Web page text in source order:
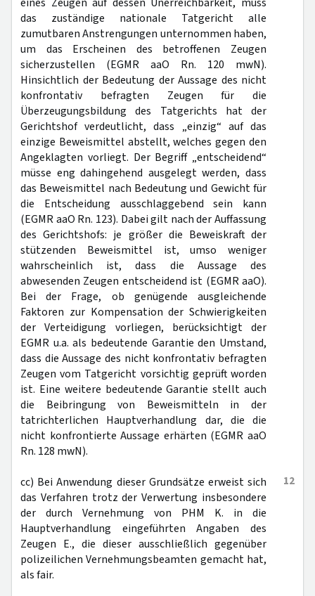
das zuständige nationale Tatgericht alle
zumutbaren Anstrengungen unternommen haben,
um das Erscheinen des betroffenen Zeugen
sicherzustellen (EGMR aaO Rn. 120 mwN).
Hinsichtlich der Bedeutung der Aussage des nicht
konfrontativ befragten Zeugen für die
Überzeugungsbildung des Tatgerichts hat der
Gerichtshof verdeutlicht, dass „einzig“ auf das
einzige Beweismittel abstellt, welches gegen den
Angeklagten vorliegt. Der Begriff „entscheidend“
müsse eng dahingehend ausgelegt werden, dass
das Beweismittel nach Bedeutung und Gewicht für
die Entscheidung ausschlaggebend sein kann
(EGMR aaO Rn. 123). Dabei gilt nach der Auffassung
des Gerichtshofs: je größer die Beweiskraft der
stützenden Beweismittel ist, umso weniger
wahrscheinlich ist, dass die Aussage des
abwesenden Zeugen entscheidend ist (EGMR aaO).
Bei der Frage, ob genügende ausgleichende
Faktoren zur Kompensation der Schwierigkeiten
der Verteidigung vorliegen, berücksichtigt der
EGMR u.a. als bedeutende Garantie den Umstand,
dass die Aussage des nicht konfrontativ befragten
Zeugen vom Tatgericht vorsichtig geprüft worden
ist. Eine weitere bedeutende Garantie stellt auch
die Beibringung von Beweismitteln in der
tatrichterlichen Hauptverhandlung dar, die die
nicht konfrontierte Aussage erhärten (EGMR aaO
Rn. 128 mwN).
12
cc) Bei Anwendung dieser Grundsätze erweist sich
das Verfahren trotz der Verwertung insbesondere
der durch Vernehmung von PHM K. in die
Hauptverhandlung eingeführten Angaben des
Zeugen E., die dieser ausschließlich gegenüber
polizeilichen Vernehmungsbeamten gemacht hat,
als fair.